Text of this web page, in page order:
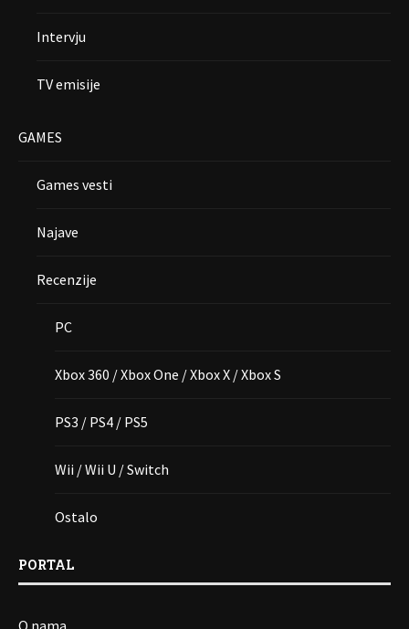
Intervju
TV emisije
GAMES
Games vesti
Najave
Recenzije
PC
Xbox 360 / Xbox One / Xbox X / Xbox S
PS3 / PS4 / PS5
Wii / Wii U / Switch
Ostalo
PORTAL